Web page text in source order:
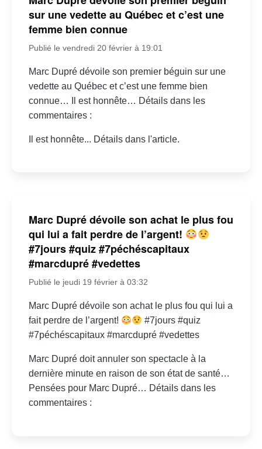
sur une vedette au Québec et c’est une
femme bien connue
Publié le vendredi 20 février à 19:01
Marc Dupré dévoile son premier béguin sur une
vedette au Québec et c’est une femme bien
connue… Il est honnête… Détails dans les
commentaires :
Il est honnête... Détails dans l'article.
Marc Dupré dévoile son achat le plus fou
qui lui a fait perdre de l’argent!
#7jours #quiz #7péchéscapitaux
#marcdupré #vedettes
Publié le jeudi 19 février à 03:32
Marc Dupré dévoile son achat le plus fou qui lui a
fait perdre de l’argent!
#7jours #quiz
#7péchéscapitaux #marcdupré #vedettes
Marc Dupré doit annuler son spectacle à la
dernière minute en raison de son état de santé…
Pensées pour Marc Dupré… Détails dans les
commentaires :